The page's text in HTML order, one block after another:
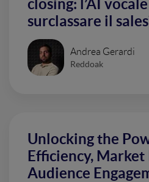
closing: l’AI
surclassare il
Andrea Gerardi
Reddoak
Unlocking the
Efficiency, Market
Audience